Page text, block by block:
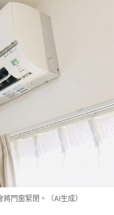
門窗緊閉。（AI生成）